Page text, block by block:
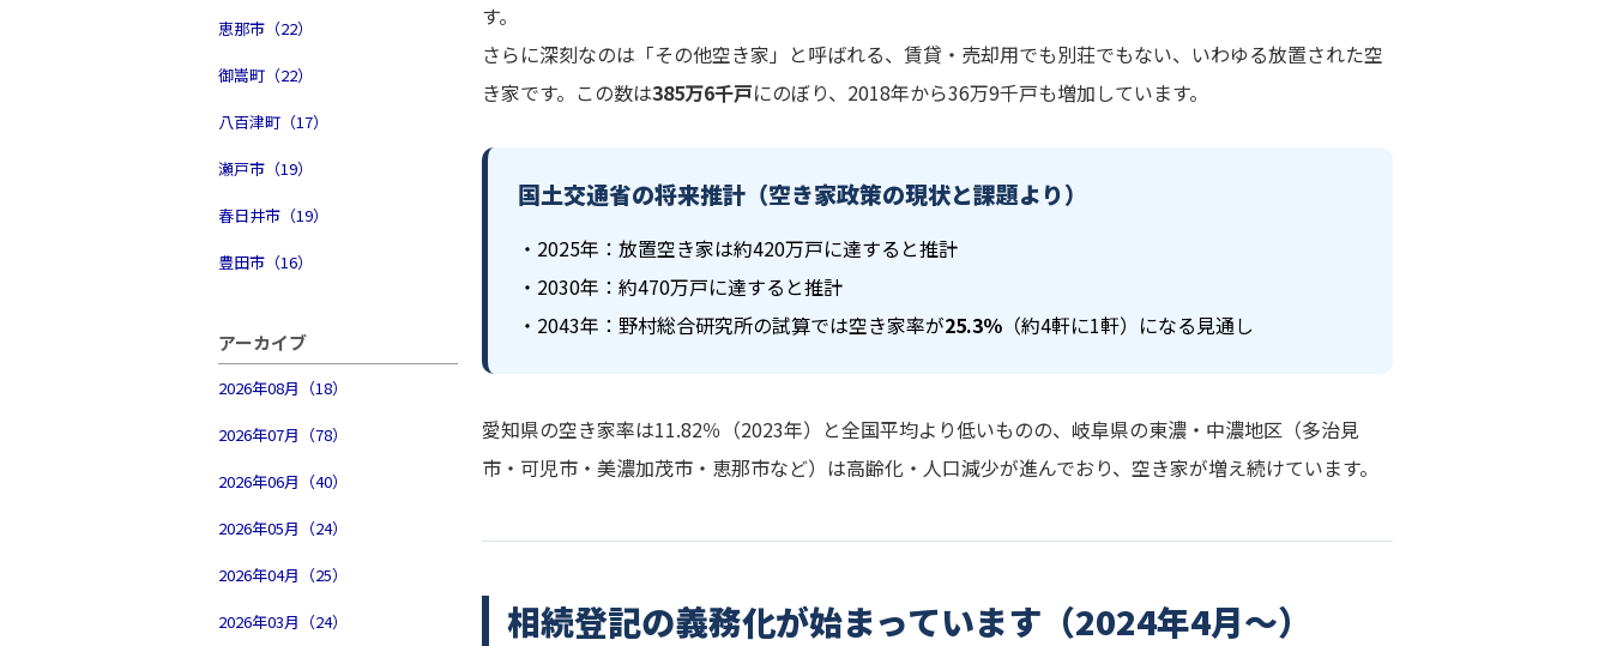
恵那市（22）
御嵩町（22）
八百津町（17）
瀬戸市（19）
春日井市（19）
豊田市（16）
アーカイブ
2026年08月（18）
2026年07月（78）
2026年06月（40）
2026年05月（24）
2026年04月（25）
2026年03月（24）
す。
さらに深刻なのは「その他空き家」と呼ばれる、賃貸・売却用でも別荘でもない、いわゆる放置された空
き家です。この数は385万6千戸にのぼり、2018年から36万9千戸も増加しています。
国土交通省の将来推計（空き家政策の現状と課題より）
・2025年：放置空き家は約420万戸に達すると推計
・2030年：約470万戸に達すると推計
・2043年：野村総合研究所の試算では空き家率が25.3％ （約4軒に1軒）になる見通し
愛知県の空き家率は11.82％（2023年）と全国平均より低いものの、岐阜県の東濃・中濃地区（多治見
市・可児市・美濃加茂市・恵那市など）は高齢化・人口減少が進んでおり、空き家が増え続けています。
相続登記の義務化が始まっています（2024年4月〜）